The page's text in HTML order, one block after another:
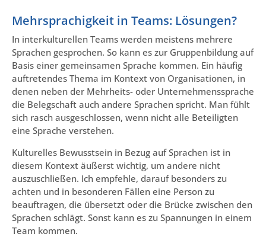
Mehrsprachigkeit in Teams: Lösungen?
In interkulturellen Teams werden meistens mehrere
Sprachen gesprochen. So kann es zur Gruppenbildung auf
Basis einer gemeinsamen Sprache kommen. Ein häufig
auftretendes Thema im Kontext von Organisationen, in
denen neben der Mehrheits- oder Unternehmenssprache
die Belegschaft auch andere Sprachen spricht. Man fühlt
sich rasch ausgeschlossen, wenn nicht alle Beteiligten
eine Sprache verstehen.
Kulturelles Bewusstsein in Bezug auf Sprachen ist in
diesem Kontext äußerst wichtig, um andere nicht
auszuschließen. Ich empfehle, darauf besonders zu
achten und in besonderen Fällen eine Person zu
beauftragen, die übersetzt oder die Brücke zwischen den
Sprachen schlägt. Sonst kann es zu Spannungen in einem
Team kommen.